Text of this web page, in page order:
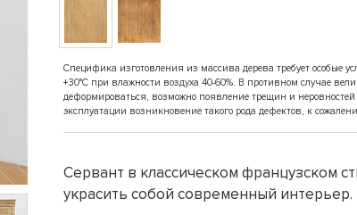
Специфика изготовления из массива дерева требует особые
+30°C при влажности воздуха 40-60%. В противном случае
деформироваться, возможно появление трещин и
эксплуатации возникновение такого рода дефектов, к
Сервант в классическом французском
украсить собой современный интерьер.